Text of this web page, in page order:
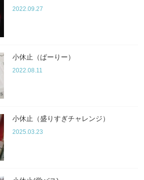
2022.09.27
小休止（ぱーりー）
2022.08.11
小休止（盛りすぎチャレンジ）
2025.03.23